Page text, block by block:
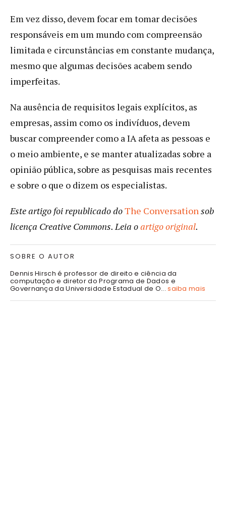
Em vez disso, devem focar em tomar decisões
responsáveis em um mundo com compreensão
limitada e circunstâncias em constante mudança,
mesmo que algumas decisões acabem sendo
imperfeitas.
Na ausência de requisitos legais explícitos, as
empresas, assim como os indivíduos, devem
buscar compreender como a IA afeta as pessoas e
o meio ambiente, e se manter atualizadas sobre a
opinião pública, sobre as pesquisas mais recentes
e sobre o que o dizem os especialistas.
Este artigo foi republicado doThe Conversationsob
licença Creative Commons. Leia oartigo original.
SOBRE O AUTOR
Dennis Hirsch é professor de direito e ciência da
computação e diretor do Programa de Dados e
Governança da Universidade Estadual de O...saiba mais